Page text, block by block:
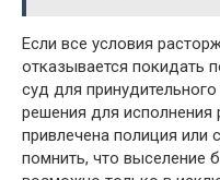
Если все условия
отказывается покидать
суд для
решения для
привлечена полиция или
помнить, что выселение